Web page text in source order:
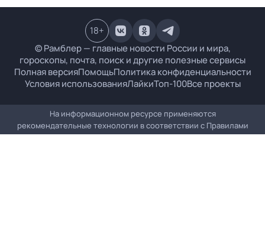
© Рамблер — главные новости России и мира,
гороскопы, почта, поиск и другие полезные сервисы
Полная версияПомощьПолитика конфиденциальности
Условия использованияЛайкиТоп-100Все проекты
18+
На информационном ресурсе применяются
рекомендательные технологии в соответствии с Правилами